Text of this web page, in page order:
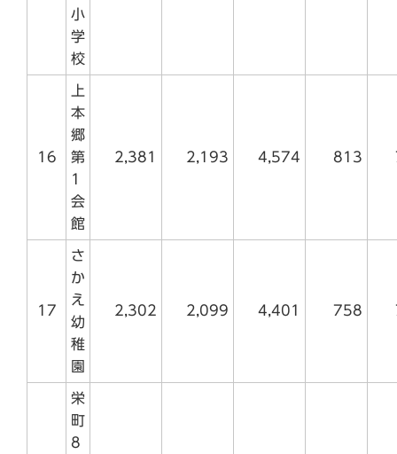
小
学
校
16
上
本
郷
第
1
会
館
2,381 2,193 4,574 813
17
さ
か
え
幼
稚
園
2,302 2,099 4,401 758
栄
町
8